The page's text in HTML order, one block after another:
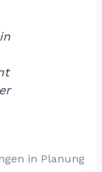
in Planung